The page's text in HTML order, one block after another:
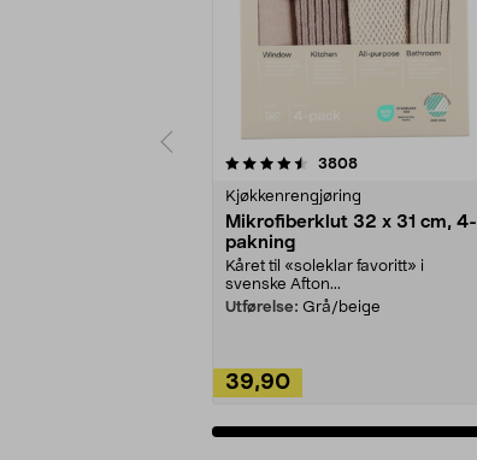
3808anmeldelser
Kjøkkenrengjøring
Mikrofiberklut 32 x 31 cm, 4-
pakning
Kåret til «soleklar favoritt» i
svenske Afton...
Utførelse: Grå/beige
39,90
4.5av 5 stjerner